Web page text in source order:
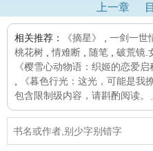
上一章
相关推荐： 《摘星》 一剑一世
桃花树 ,情难断 随笔 破荒镜.
《樱雪心动物语：织姬的恋爱启
《暮色行光：这光，可能是
包含限制级内容，请斟酌阅读。